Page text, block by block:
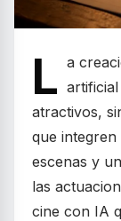
L a
atractivos,
que
escenas y
las
cine con IA